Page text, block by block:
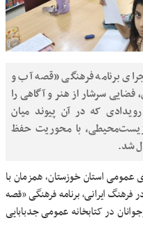
برنامه فرهنگی «قصه آب و
فضایی سرشار از هنر و آگاهی را
رویدادی که در آن پیوند میان
زیست‌محیطی، با محوریت حفظ
شد.
عمومی استان خوزستان، همزمان با
فرهنگ ایرانی، برنامه فرهنگی «قصه
در کتابخانه عمومی جدبابایی